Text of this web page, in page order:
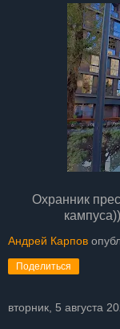
Охранник
Андрей Карпов
Поделиться
вторник, 5 августа